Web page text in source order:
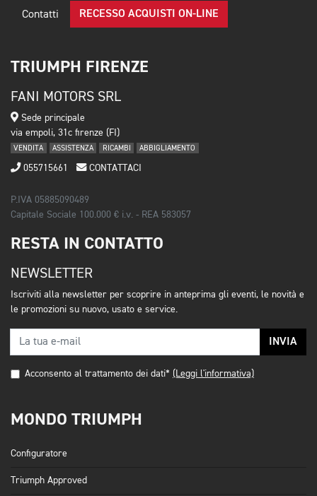
Contatti RECESSO ACQUISTI ON-LINE
TRIUMPH FIRENZE
FANI MOTORS SRL
Sede principale
via empoli, 31c firenze (FI)
VENDITA ASSISTENZA RICAMBI ABBIGLIAMENTO
055715661 CONTATTACI
P.IVA 05885090489
Capitale Sociale 100.000 € i.v. - REA 583057
RESTA IN CONTATTO
NEWSLETTER
Iscriviti alla newsletter per scoprire in anteprima gli eventi, le novità e
le promozioni su nuovo, usato e service.
INVIA
Acconsento al trattamento dei dati* (Leggi l'informativa)
MONDO TRIUMPH
Configuratore
Triumph Approved